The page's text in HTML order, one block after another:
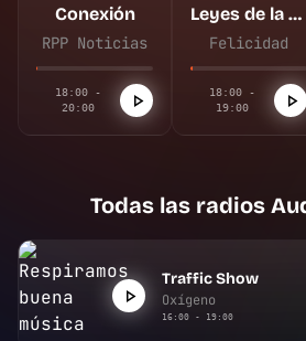
Conexión
RPP Noticias
18:00 -
20:00
Leyes de la Salud
Felicidad
18:00 -
19:00
Todas las radios
Traffic Show
Oxígeno
16:00 - 19:00